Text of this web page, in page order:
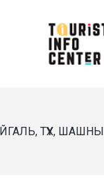
ТҮҮХ,